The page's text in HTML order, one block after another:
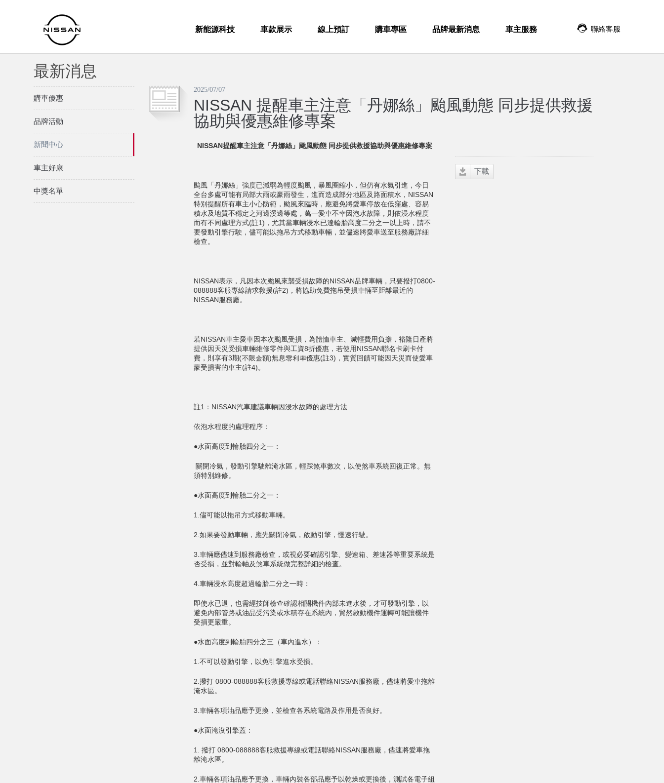
新能源科技 車款展示 線上預訂 購車專區 品牌最新消息 車主服務 聯絡客服
最新消息
購車優惠
品牌活動
新聞中心
車主好康
中獎名單
2025/07/07
NISSAN 提醒車主注意「丹娜絲」颱風動態 同步提供救援
協助與優惠維修專案
下載
NISSAN提醒車主注意「丹娜絲」颱風動態 同步提供救援協助與優惠維修專案
颱風「丹娜絲」強度已減弱為輕度颱風，暴風圈縮小，但仍有水氣引進，今日
全台多處可能有局部大雨或豪雨發生，進而造成部分地區及路面積水，NISSAN
特別提醒所有車主小心防範，颱風來臨時，應避免將愛車停放在低窪處、容易
積水及地質不穩定之河邊溪邊等處，萬一愛車不幸因泡水故障，則依浸水程度
而有不同處理方式(註1)，尤其當車輛浸水已達輪胎高度二分之一以上時，請不
要發動引擎行駛，儘可能以拖吊方式移動車輛，並儘速將愛車送至服務廠詳細
檢查。
NISSAN表示，凡因本次颱風來襲受損故障的NISSAN品牌車輛，只要撥打0800-
088888客服專線請求救援(註2)，將協助免費拖吊受損車輛至距離最近的
NISSAN服務廠。
若NISSAN車主愛車因本次颱風受損，為體恤車主、減輕費用負擔，裕隆日產將
提供因天災受損車輛維修零件與工資8折優惠，若使用NISSAN聯名卡刷卡付
費，則享有3期(不限金額)無息零利率優惠(註3)，實質回饋可能因天災而使愛車
蒙受損害的車主(註4)。
註1：NISSAN汽車建議車輛因浸水故障的處理方法
依泡水程度的處理程序：
●水面高度到輪胎四分之一：
關閉冷氣，發動引擎駛離淹水區，輕踩煞車數次，以使煞車系統回復正常。無
須特別維修。
●水面高度到輪胎二分之一：
1.儘可能以拖吊方式移動車輛。
2.如果要發動車輛，應先關閉冷氣，啟動引擎，慢速行駛。
3.車輛應儘速到服務廠檢查，或視必要確認引擎、變速箱、差速器等重要系統是
否受損，並對輪軸及煞車系統做完整詳細的檢查。
4.車輛浸水高度超過輪胎二分之一時：
即使水已退，也需經技師檢查確認相關機件內部未進水後，才可發動引擎，以
避免內部管路或油品受污染或水積存在系統內，貿然啟動機件運轉可能讓機件
受損更嚴重。
●水面高度到輪胎四分之三（車內進水）：
1.不可以發動引擎，以免引擎進水受損。
2.撥打 0800-088888客服救援專線或電話聯絡NISSAN服務廠，儘速將愛車拖離
淹水區。
3.車輛各項油品應予更換，並檢查各系統電路及作用是否良好。
●水面淹沒引擎蓋：
1. 撥打 0800-088888客服救援專線或電話聯絡NISSAN服務廠，儘速將愛車拖
離淹水區。
2.車輛各項油品應予更換，車輛內裝各部品應予以乾燥或更換後，測試各電子組